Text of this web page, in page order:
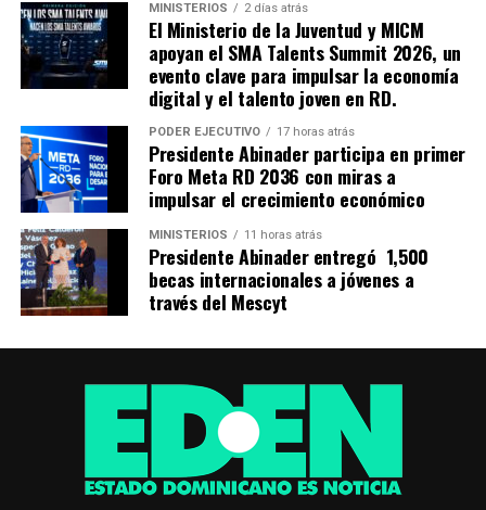
MINISTERIOS 2 días atrás
El Ministerio de la Juventud y MICM
apoyan el SMA Talents Summit 2026, un
evento clave para impulsar la economía
digital y el talento joven en RD.
PODER EJECUTIVO 17 horas atrás
Presidente Abinader participa en primer
Foro Meta RD 2036 con miras a
impulsar el crecimiento económico
MINISTERIOS 11 horas atrás
Presidente Abinader entregó 1,500
becas internacionales a jóvenes a
través del Mescyt